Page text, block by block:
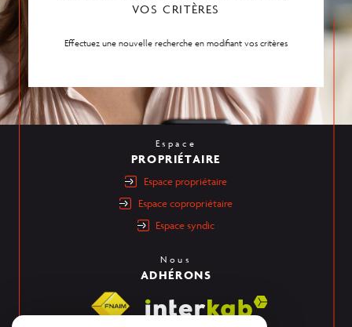
VOS CRITÈRES
Effectuez une nouvelle recherche en modifiant vos critères
Espace
PROPRIÉTAIRE
espace propriétaire
espace copropriétaire
espace syndic
Nous
ADHÉRONS